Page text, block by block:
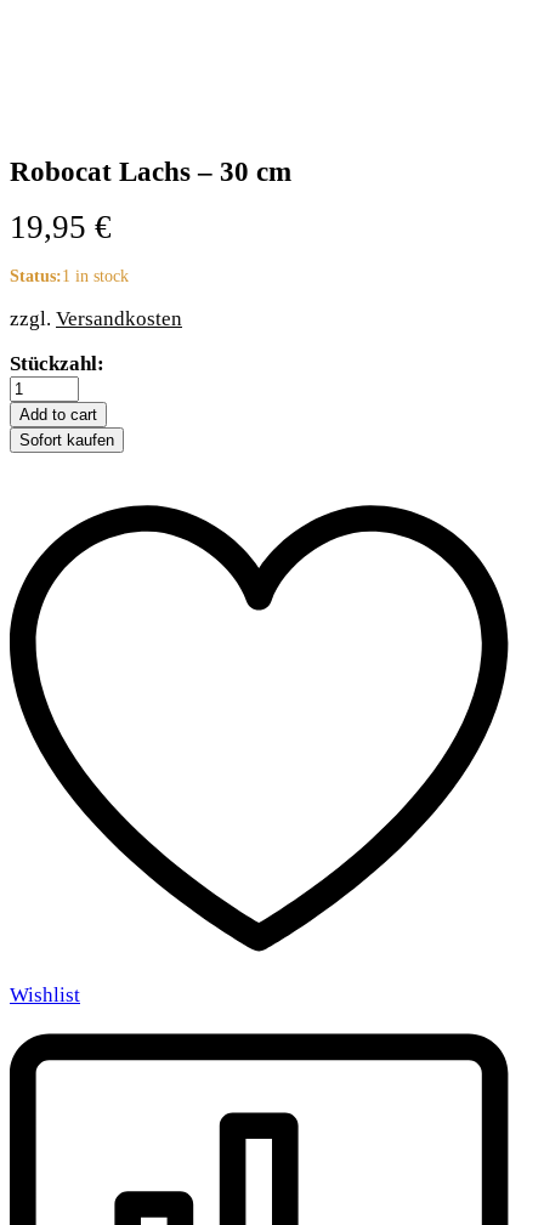
Robocat Lachs – 30 cm
19,95 €
Status:1 in stock
zzgl. Versandkosten
Robocat
Lachs
-
30
cm
Stückzahl:
Add to cart
Sofort kaufen
Wishlist